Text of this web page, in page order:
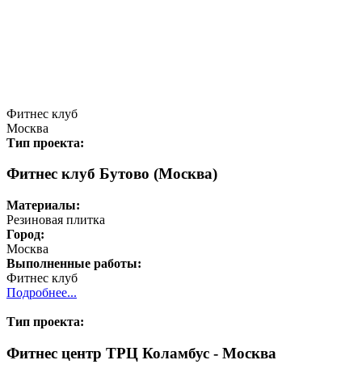
Фитнес клуб
Москва
Тип проекта:
Фитнес клуб Бутово (Москва)
Материалы:
Резиновая плитка
Город:
Москва
Выполненные работы:
Фитнес клуб
Подробнее...
Тип проекта:
Фитнес центр ТРЦ Коламбус - Москва